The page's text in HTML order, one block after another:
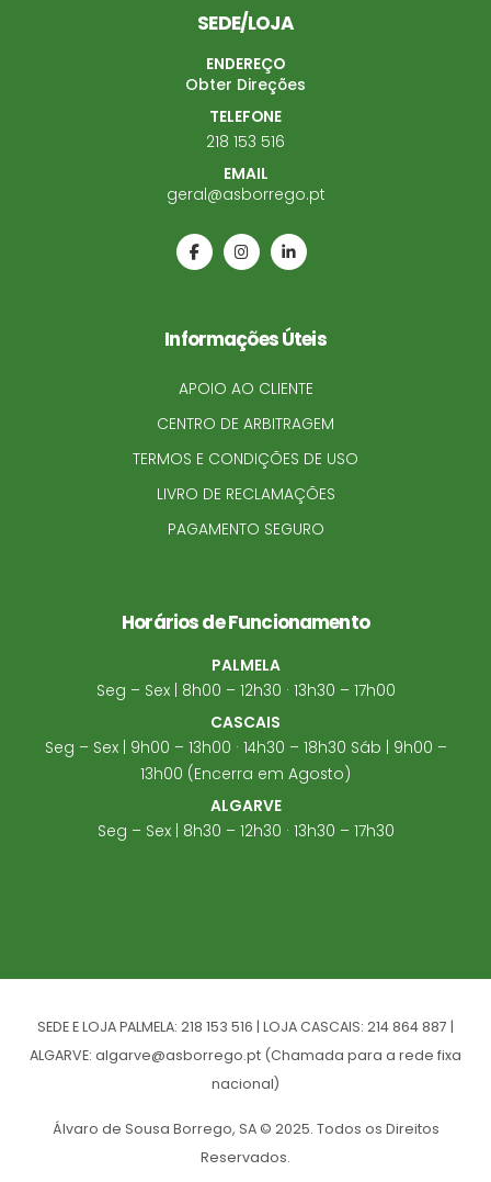
SEDE/LOJA
ENDEREÇO
Obter Direções
TELEFONE
218 153 516
EMAIL
geral@asborrego.pt
Informações Úteis
APOIO AO CLIENTE
CENTRO DE ARBITRAGEM
TERMOS E CONDIÇÕES DE USO
LIVRO DE RECLAMAÇÕES
PAGAMENTO SEGURO
Horários de Funcionamento
PALMELA
Seg – Sex | 8h00 – 12h30 · 13h30 – 17h00
CASCAIS
Seg – Sex | 9h00 – 13h00 · 14h30 – 18h30 Sáb | 9h00 –
13h00 (Encerra em Agosto)
ALGARVE
Seg – Sex | 8h30 – 12h30 · 13h30 – 17h30
SEDE E LOJA PALMELA: 218 153 516 | LOJA CASCAIS: 214 864 887 |
ALGARVE: algarve@asborrego.pt (Chamada para a rede fixa
nacional)
Álvaro de Sousa Borrego, SA © 2025. Todos os Direitos
Reservados.